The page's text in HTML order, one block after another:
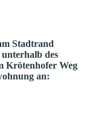
Stadtrand
des
Krötenhofer Weg
an: